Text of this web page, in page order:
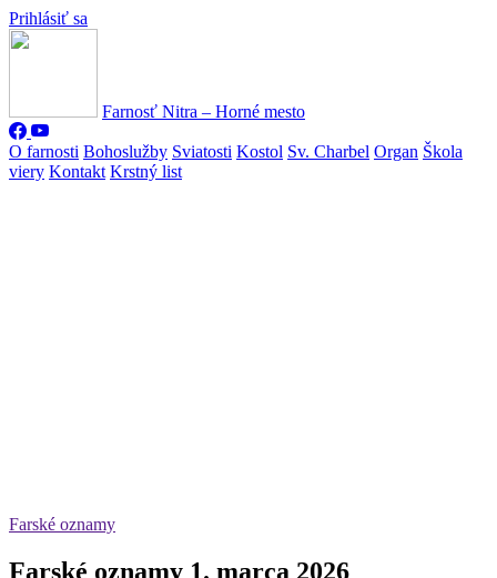
Prihlásiť sa
Farnosť Nitra – Horné mesto
O farnosti Bohoslužby Sviatosti Kostol Sv. Charbel Organ Škola
viery Kontakt Krstný list
Farské oznamy
Farské oznamy 1. marca 2026